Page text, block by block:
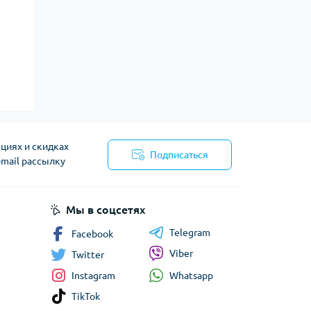
и скидках
рассылку
Подписаться
Мы в соцсетях
Facebook
Twitter
Instagram
TikTok
Telegram
Viber
Whatsapp